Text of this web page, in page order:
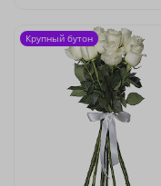
Крупный бутон